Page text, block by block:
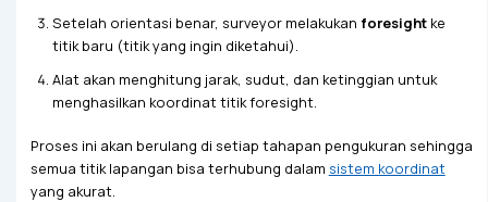
Setelah orientasi benar, surveyor melakukan foresightke
titik baru (titik yang ingin diketahui).
Alat akan menghitung jarak, sudut, dan ketinggian untuk
menghasilkan koordinat titik foresight.
Proses ini akan berulang di setiap tahapan pengukuran sehingga
semua titik lapangan bisa terhubung dalam sistem koordinat
yang akurat.